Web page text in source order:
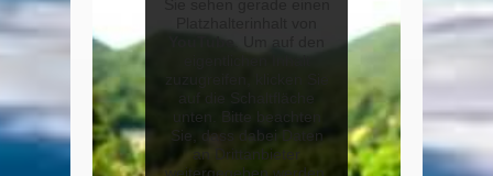
YouTube
unten. Bitte beachten
Sie, dass dabei Daten
an Drittanbieter